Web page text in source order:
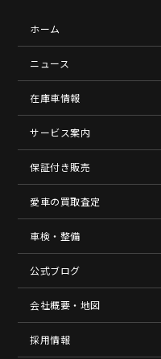
ホーム
ニュース
在庫車情報
サービス案内
保証付き販売
愛車の買取査定
車検・整備
公式ブログ
会社概要・地図
採用情報